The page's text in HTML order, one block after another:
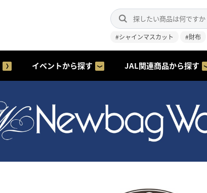
#シャインマスカット #財布
イベントから探す JAL関連商品から探す